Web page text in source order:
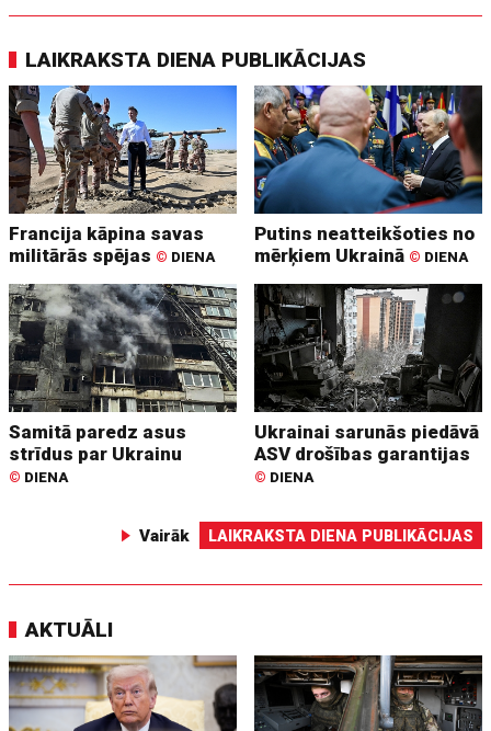
LAIKRAKSTA DIENA PUBLIKĀCIJAS
Francija kāpina savas
militārās spējas © DIENA
Putins neatteikšoties no
mērķiem Ukrainā © DIENA
Samitā paredz asus
strīdus par Ukrainu
© DIENA
Ukrainai sarunās piedāvā
ASV drošības garantijas
© DIENA
Vairāk LAIKRAKSTA DIENA PUBLIKĀCIJAS
AKTUĀLI